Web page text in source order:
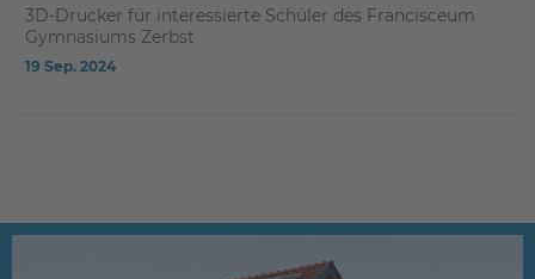
3D-Drucker für interessierte Schüler des Francisceum
Gymnasiums Zerbst
19 Sep. 2024